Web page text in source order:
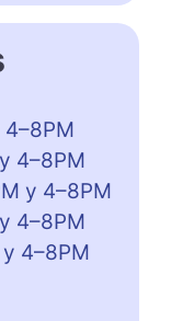
4–8PM
4–8PM
y 4–8PM
4–8PM
4–8PM